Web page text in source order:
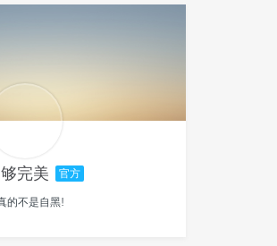
够完美 官方
的不是自黑!